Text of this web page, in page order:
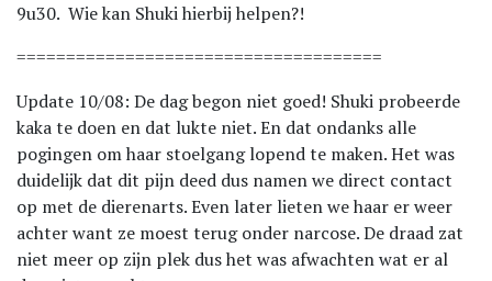
9u30. Wie kan Shuki hierbij helpen?!
=====================================
Update 10/08: De dag begon niet goed! Shuki probeerde
kaka te doen en dat lukte niet. En dat ondanks alle
pogingen om haar stoelgang lopend te maken. Het was
duidelijk dat dit pijn deed dus namen we direct contact
op met de dierenarts. Even later lieten we haar er weer
achter want ze moest terug onder narcose. De draad zat
niet meer op zijn plek dus het was afwachten wat er al